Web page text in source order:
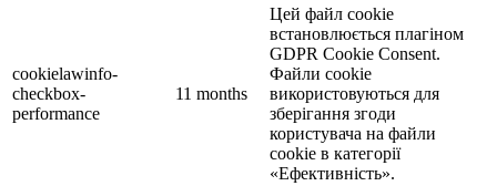
cookielawinfo-
checkbox-
performance
11 months
Цей файл cookie
встановлюється плагіном
GDPR Cookie Consent.
Файли cookie
використовуються для
зберігання згоди
користувача на файли
cookie в категорії
«Ефективність».